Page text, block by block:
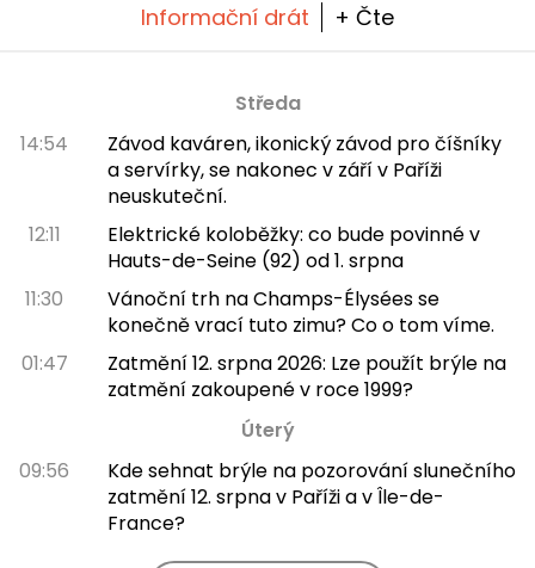
Informační drát + Čte
Středa
14:54
Závod kaváren, ikonický závod pro číšníky
a servírky, se nakonec v září v Paříži
neuskuteční.
12:11
Elektrické koloběžky: co bude povinné v
Hauts-de-Seine (92) od 1. srpna
11:30
Vánoční trh na Champs-Élysées se
konečně vrací tuto zimu? Co o tom víme.
01:47
Zatmění 12. srpna 2026: Lze použít brýle na
zatmění zakoupené v roce 1999?
Úterý
09:56
Kde sehnat brýle na pozorování slunečního
zatmění 12. srpna v Paříži a v Île-de-
France?